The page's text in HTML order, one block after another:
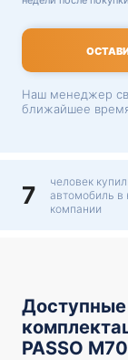
Наш менеджер
ближайшее
7
человек
автомобиль в
компании
Доступные
PASSO